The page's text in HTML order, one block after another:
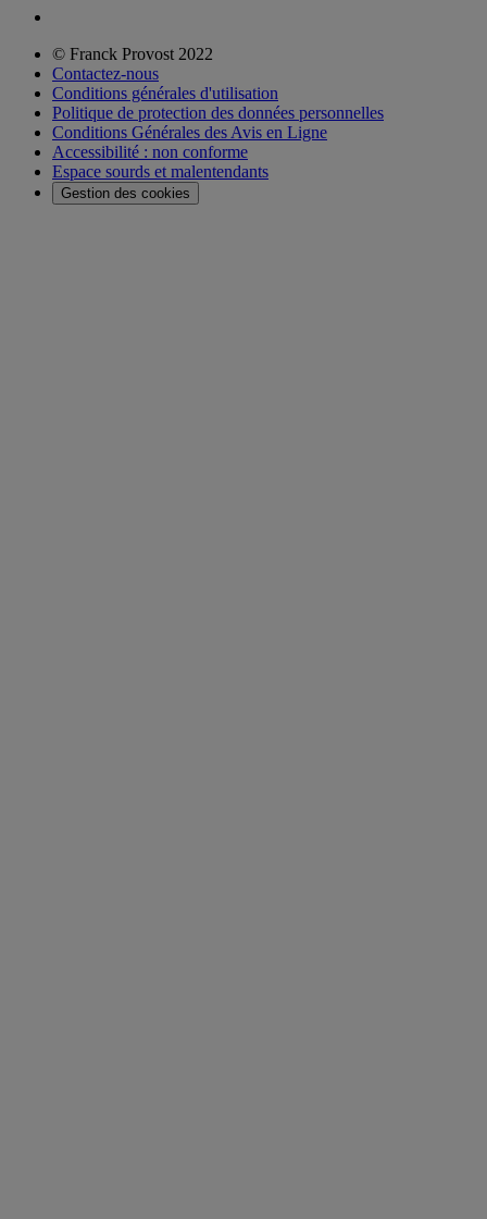
© Franck Provost 2022
Contactez-nous
Conditions générales d'utilisation
Politique de protection des données personnelles
Conditions Générales des Avis en Ligne
Accessibilité : non conforme
Espace sourds et malentendants
Gestion des cookies